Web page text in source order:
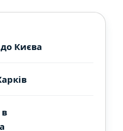
Києва